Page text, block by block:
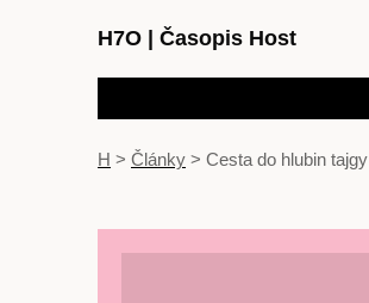
H7O Časopis Host
H > Články > Cesta do hlubin tajgy